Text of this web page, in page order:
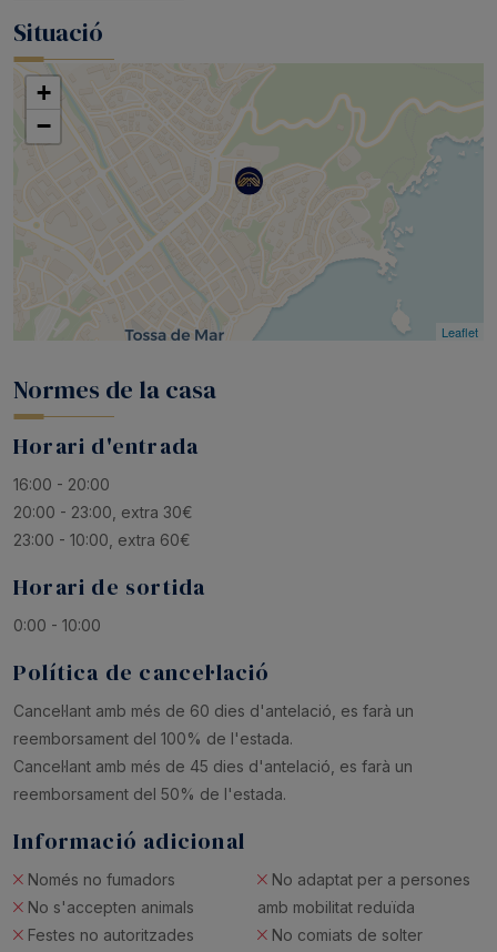
Situació
+
−
Leaflet
Normes de la casa
Horari d'entrada
16:00 - 20:00
20:00 - 23:00, extra 30€
23:00 - 10:00, extra 60€
Horari de sortida
0:00 - 10:00
Política de cancel·lació
Cancel·lant amb més de 60 dies d'antelació, es farà un
reemborsament del 100% de l'estada.
Cancel·lant amb més de 45 dies d'antelació, es farà un
reemborsament del 50% de l'estada.
Informació adicional
Només no fumadors
No s'accepten animals
Festes no autoritzades
amb mobilitat reduïda
No comiats de solter